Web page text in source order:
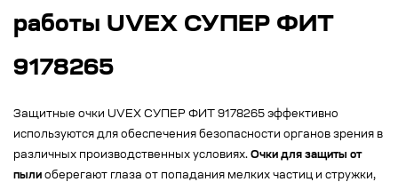
работы UVEX СУПЕР ФИТ
9178265
Защитные очки UVEX СУПЕР ФИТ 9178265 эффективно
используются для обеспечения безопасности органов зрения в
различных производственных условиях. Очки для защиты от
пыли оберегают глаза от попадания мелких частиц и стружки,